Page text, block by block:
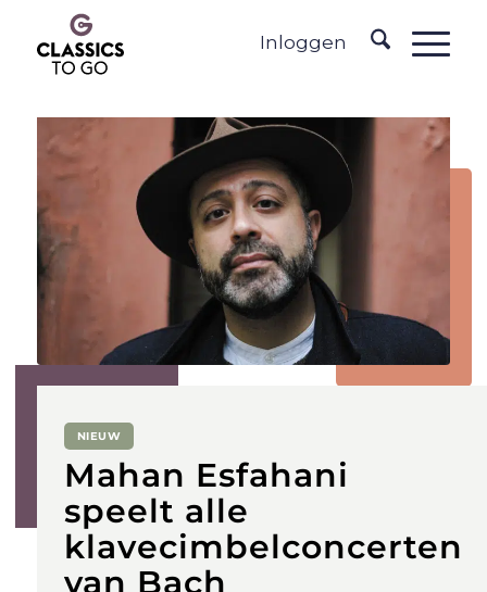
Inloggen
NIEUW
Mahan Esfahani
speelt alle
klavecimbelconcerten
van Bach